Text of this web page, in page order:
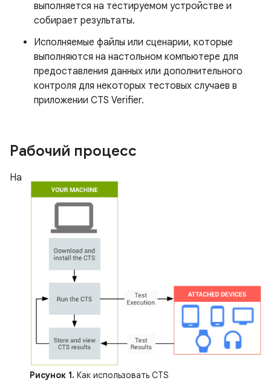
выполняется на тестируемом устройстве и
собирает результаты.
Исполняемые файлы или сценарии, которые
выполняются на настольном компьютере для
предоставления данных или дополнительного
контроля для некоторых тестовых случаев в
приложении CTS Verifier.
Рабочий процесс
Рисунок 1. Как использовать CTS
На